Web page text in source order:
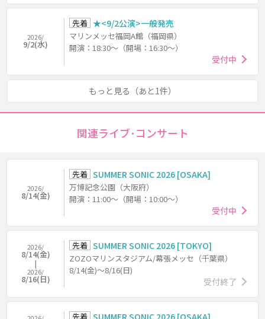
2026/
9/2(水)
先着 ★<9/2公演>一般発売
マリンメッセ福岡A館（福岡県）
開演：18:30～（開場：16:30～）
受付中
もっと見る（あと1件）
関連ライブ･コンサート
2026/
8/14(金)
先着 SUMMER SONIC 2026 [OSAKA]
万博記念公園（大阪府）
開演：11:00～（開場：10:00～）
受付中
2026/
8/14(金)
2026/
8/16(日)
先着 SUMMER SONIC 2026 [TOKYO]
ZOZOマリンスタジアム/幕張メッセ（千葉県）
8/14(金)～8/16(日)
受付終了
先着 SUMMER SONIC 2026 [OSAKA]